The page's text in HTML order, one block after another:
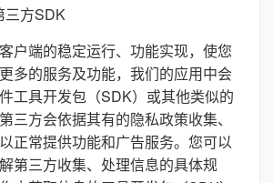
三方SDK
户端的稳定运行、功能实现，使您
多的服务及功能，我们的应用中会
工具开发包（SDK）或其他类似的
三方会依据其有的隐私政策收集、
正常提供功能和广告服务。您可以
第三方收集、处理信息的具体规